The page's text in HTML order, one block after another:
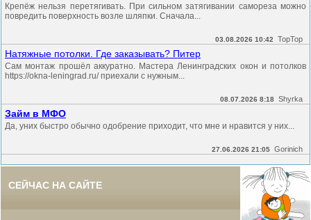
Крепёж нельзя перетягивать. При сильном затягивании самореза можно
повредить поверхность возле шляпки. Сначала...
03.08.2026 10:42 TopTop
Натяжные потолки. Где заказывать? Питер
Сам монтаж прошёл аккуратно. Мастера Ленинградских окон и потолков
https://okna-leningrad.ru/ приехали с нужным...
08.07.2026 8:18 Shyrka
Займ в МФО
Да, уних быстро обычно одобрение приходит, что мне и нравится у них...
27.06.2026 21:05 Gorinich
СЕЙЧАС НА САЙТЕ